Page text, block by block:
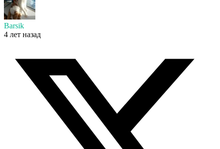
Barsik
4 лет назад